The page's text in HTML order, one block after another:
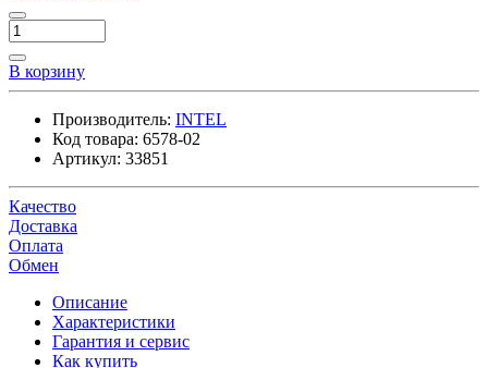
В корзину
Производитель: INTEL
Код товара: 6578-02
Артикул: 33851
Качество
Доставка
Оплата
Обмен
Описание
Характеристики
Гарантия и сервис
Как купить